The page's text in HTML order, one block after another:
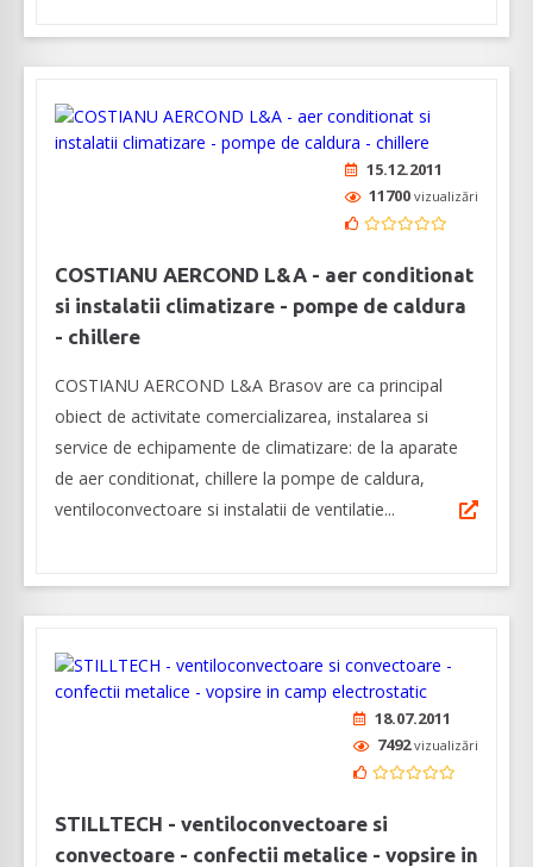
15.12.2011
11700 vizualizări
COSTIANU AERCOND L&A - aer conditionat
si instalatii climatizare - pompe de caldura
- chillere
COSTIANU AERCOND L&A Brasov are ca principal
obiect de activitate comercializarea, instalarea si
service de echipamente de climatizare: de la aparate
de aer conditionat, chillere la pompe de caldura,
ventiloconvectoare si instalatii de ventilatie...
18.07.2011
7492vizualizări
STILLTECH - ventiloconvectoare si
convectoare - confectii metalice - vopsire in